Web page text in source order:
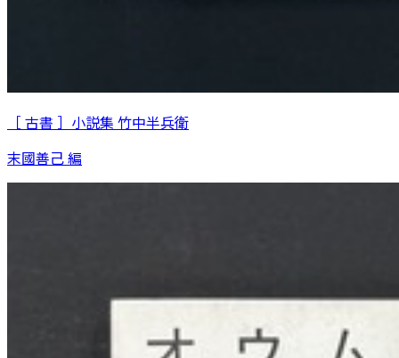
［ 古書 ］小説集 竹中半兵衛
末國善己 編